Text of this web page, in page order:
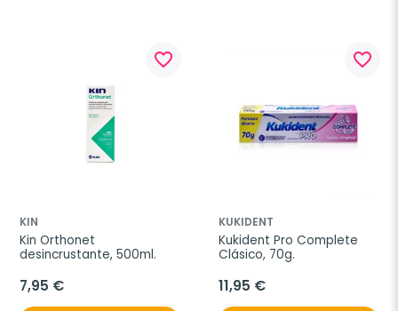
favorite_border
KIN
Kin Orthonet
desincrustante, 500ml.
7,95 €
favorite_border
KUKIDENT
Kukident Pro Complete
Clásico, 70g.
11,95 €